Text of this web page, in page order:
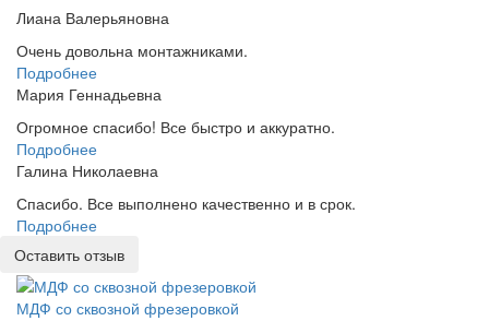
Лиана Валерьяновна
Очень довольна монтажниками.
Подробнее
Мария Геннадьевна
Огромное спасибо! Все быстро и аккуратно.
Подробнее
Галина Николаевна
Спасибо. Все выполнено качественно и в срок.
Подробнее
Оставить отзыв
МДФ со сквозной фрезеровкой